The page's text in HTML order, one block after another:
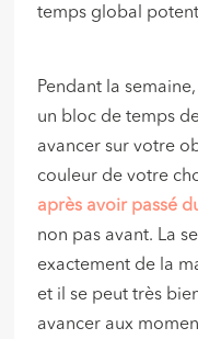
temps global
Pendant la
un bloc de temps
avancer sur votre
couleur de votre
après avoir passé
non pas avant. La
exactement de la
et il se peut très
avancer aux